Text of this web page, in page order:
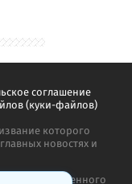
соглашение
(куки-файлов)
которого
новостях и
без письменного